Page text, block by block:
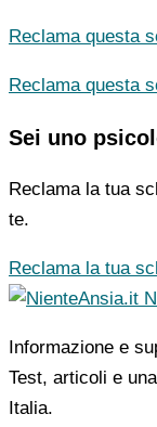
Reclama questa
Reclama questa
Sei uno
Reclama la tua
te.
Reclama la tua
Informazione e
Test, articoli e
Italia.